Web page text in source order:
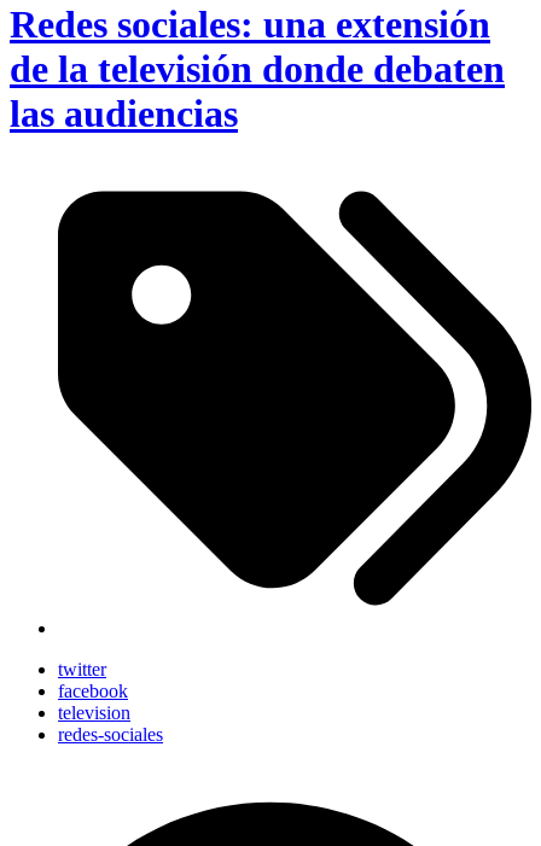
Redes sociales: una extensión
de la televisión donde debaten
las audiencias
twitter
facebook
television
redes-sociales